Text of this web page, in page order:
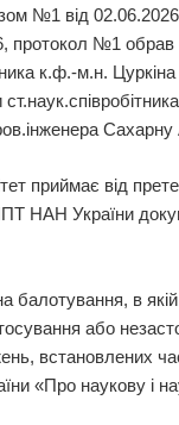
№1 від
протокол №1 обрав
к.ф.-м.н.
приймає від
НАН України
балотування, в
або
встановлених
«Про наукову і